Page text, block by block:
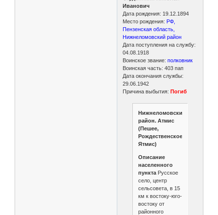
Иванович
Дата рождения: 19.12.1894
Место рождения: РФ,
Пензенская область,
Нижнеломовский район
Дата поступления на службу:
04.08.1918
Воинское звание: полковник
Воинская часть: 403 пап
Дата окончания службы:
29.06.1942
Причина выбытия: Погиб
Нижнеломовский
район. Атмис
(Пешее,
Рождественское,
Ятмис)
Описание
населенного
пунктаРусское
село, центр
сельсовета, в 15
км к востоку-юго-
востоку от
районного